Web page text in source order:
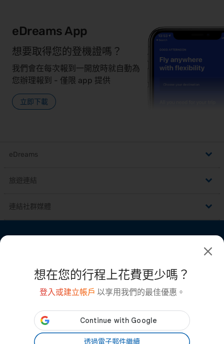
eDreams App
想要取得您的登機證嗎？
我們會在每次報到一開放時就自動為
您辦理報到 - 僅限 app 提供
立即下載
eDreams ,
刊登您的旅宿
旅遊連結 ,
廉價航班
世界最佳航空公司
航空公司
瑞安航空航班
易捷航空航班
連結社群媒體 ,
隱私權政策
桌上型電腦版本
說明中心
eDreams
想在您的行程上花費更少嗎？
登入或建立帳戶 以享用我們的最佳優惠。
透過電子郵件繼續